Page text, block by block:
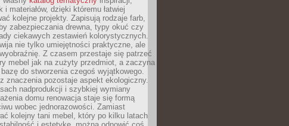
i materiałów, dzięki któremu łatwiej
kolejne projekty. Zapisują rodzaje farb,
zabezpieczania drewna, typy okuć czy
ciekawych zestawień kolorystycznych.
nie tylko umiejętności praktyczne, ale
Z czasem przestaje się patrzeć
mebel jak na zużyty przedmiot, a zaczyna
do stworzenia czegoś wyjątkowego.
znaczenia pozostaje aspekt ekologiczny.
nadprodukcji i szybkiej wymiany
domu renowacja staje się formą
wobec jednorazowości. Zamiast
kolejny tani mebel, który po kilku latach